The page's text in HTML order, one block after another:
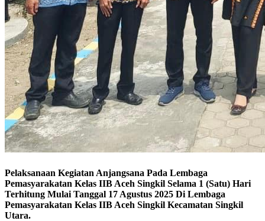
Pelaksanaan Kegiatan Anjangsana Pada Lembaga
Pemasyarakatan Kelas IIB Aceh Singkil Selama 1 (Satu) Hari
Terhitung Mulai Tanggal 17 Agustus 2025 Di Lembaga
Pemasyarakatan Kelas IIB Aceh Singkil Kecamatan Singkil
Utara.